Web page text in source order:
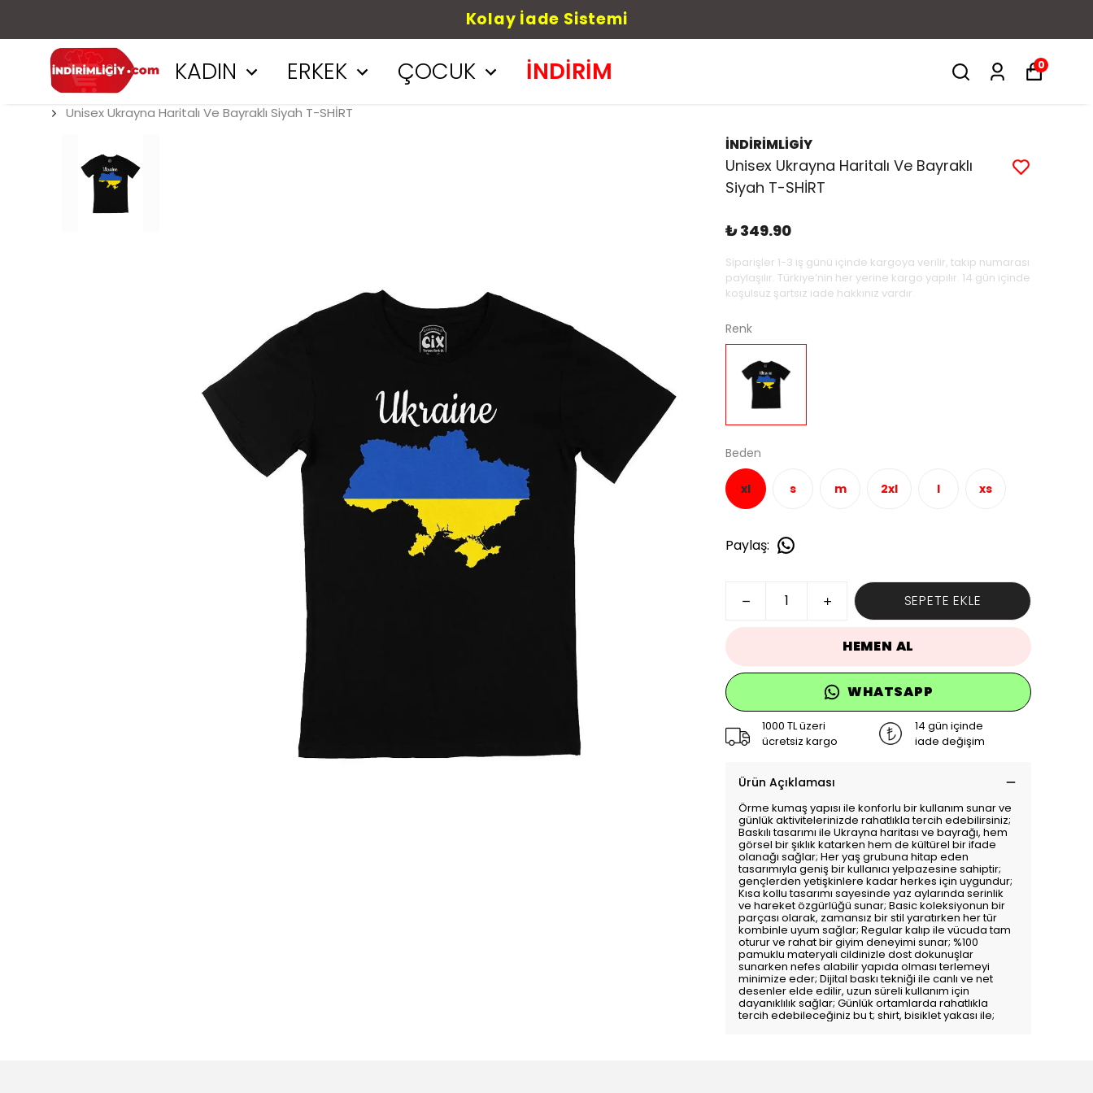
Kolay İade Sistemi
KADIN ERKEK ÇOCUK İNDİRİM 0
Unisex Ukrayna Haritalı Ve Bayraklı Siyah T-SHİRT
İNDİRİMLİGİY
Unisex Ukrayna Haritalı Ve Bayraklı
Siyah T-SHİRT
₺ 349.90
Siparişler 1-3 iş günü içinde kargoya verilir, takip numarası
paylaşılır. Türkiye’nin her yerine kargo yapılır. 14 gün içinde
koşulsuz şartsız iade hakkınız vardır.
Renk
Beden
xl s m 2xl l xs
Paylaş:
SEPETE EKLE
HEMEN AL
WHATSAPP
1000 TL üzeri
ücretsiz kargo
14 gün içinde
iade değişim
Ürün Açıklaması
Örme kumaş yapısı ile konforlu bir kullanım sunar ve
günlük aktivitelerinizde rahatlıkla tercih edebilirsiniz;
Baskılı tasarımı ile Ukrayna haritası ve bayrağı, hem
görsel bir şıklık katarken hem de kültürel bir ifade
olanağı sağlar; Her yaş grubuna hitap eden
tasarımıyla geniş bir kullanıcı yelpazesine sahiptir;
gençlerden yetişkinlere kadar herkes için uygundur;
Kısa kollu tasarımı sayesinde yaz aylarında serinlik
ve hareket özgürlüğü sunar; Basic koleksiyonun bir
parçası olarak, zamansız bir stil yaratırken her tür
kombinle uyum sağlar; Regular kalıp ile vücuda tam
oturur ve rahat bir giyim deneyimi sunar; %100
pamuklu materyali cildinizle dost dokunuşlar
sunarken nefes alabilir yapıda olması terlemeyi
minimize eder; Dijital baskı tekniği ile canlı ve net
desenler elde edilir, uzun süreli kullanım için
dayanıklılık sağlar; Günlük ortamlarda rahatlıkla
tercih edebileceğiniz bu t; shirt, bisiklet yakası ile;